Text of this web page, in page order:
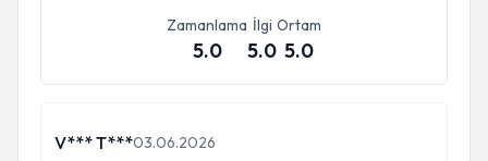
Zamanlama
5.0
İlgi
5.0
Ortam
5.0
V*** T***03.06.2026